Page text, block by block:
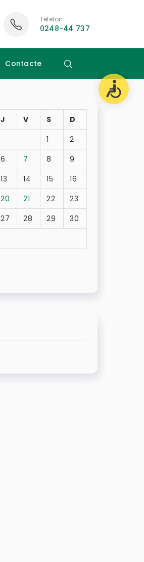
Telefon:
0248-44 737
Contacte
J V S
D
1
2
6 7 8
9
13 14 15
16
20 21 22
23
27 28 29
30